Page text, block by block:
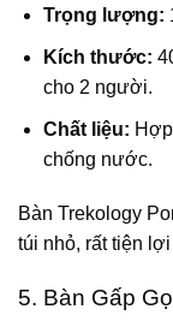
Trọng lượng:
Kích thước:
cho 2 người.
Chất liệu:
chống nước.
Bàn Trekology
túi nhỏ, rất tiện
5. Bàn Gấp